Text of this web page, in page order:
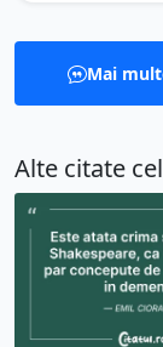
Mai
Alte citate